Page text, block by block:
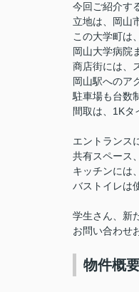
今回ご紹介す
立地は、岡山
この大学町は
岡山大学病院
商店街には、
岡山駅へのア
駐車場も台数
間取は、1Kタ
エントランス
共有スペース
キッチンには
バストイレは
学生さん、新
お問い合わせ
物件概